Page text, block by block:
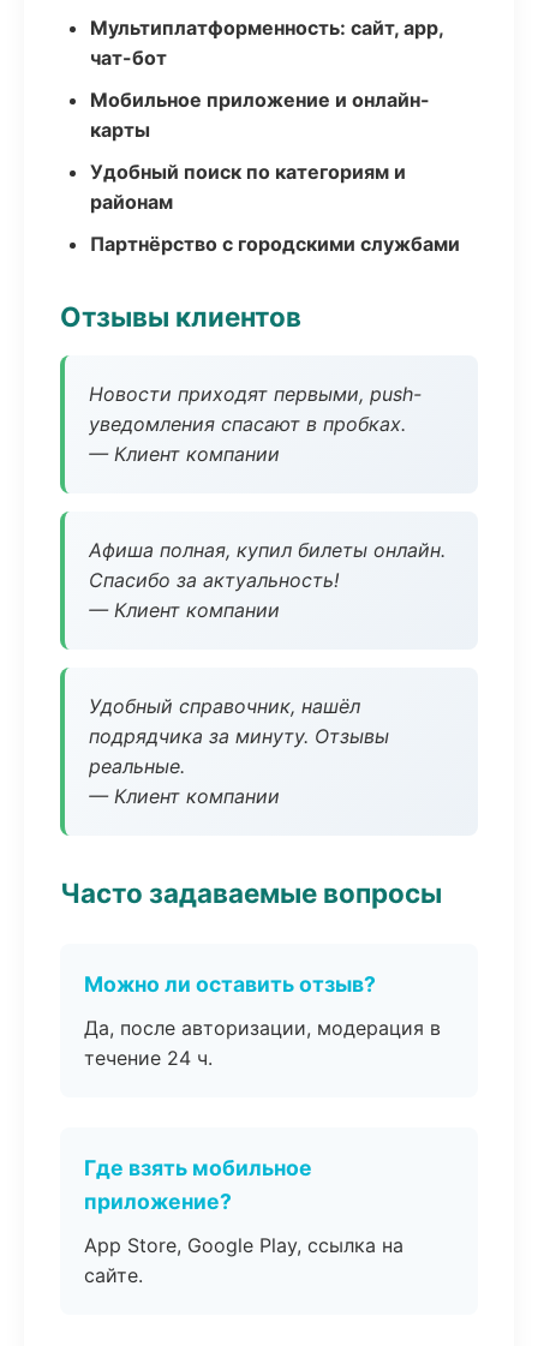
Мультиплатформенность: сайт, app,
чат-бот
Мобильное приложение и онлайн-
карты
Удобный поиск по категориям и
районам
Партнёрство с городскими службами
Отзывы клиентов
Новости приходят первыми, push-
уведомления спасают в пробках.
— Клиент компании
Афиша полная, купил билеты онлайн.
Спасибо за актуальность!
— Клиент компании
Удобный справочник, нашёл
подрядчика за минуту. Отзывы
реальные.
— Клиент компании
Часто задаваемые вопросы
Можно ли оставить отзыв?
Да, после авторизации, модерация в
течение 24 ч.
Где взять мобильное
приложение?
App Store, Google Play, ссылка на
сайте.